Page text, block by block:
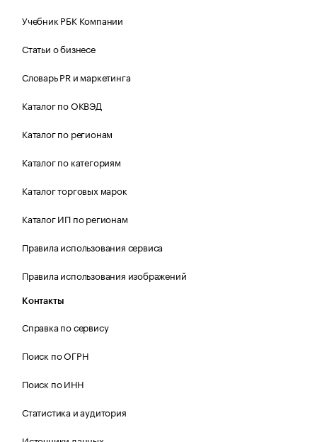
Учебник РБК Компании
Статьи о бизнесе
Словарь PR и маркетинга
Каталог по ОКВЭД
Каталог по регионам
Каталог по категориям
Каталог торговых марок
Каталог ИП по регионам
Правила использования сервиса
Правила использования изображений
Контакты
Справка по сервису
Поиск по ОГРН
Поиск по ИНН
Статистика и аудитория